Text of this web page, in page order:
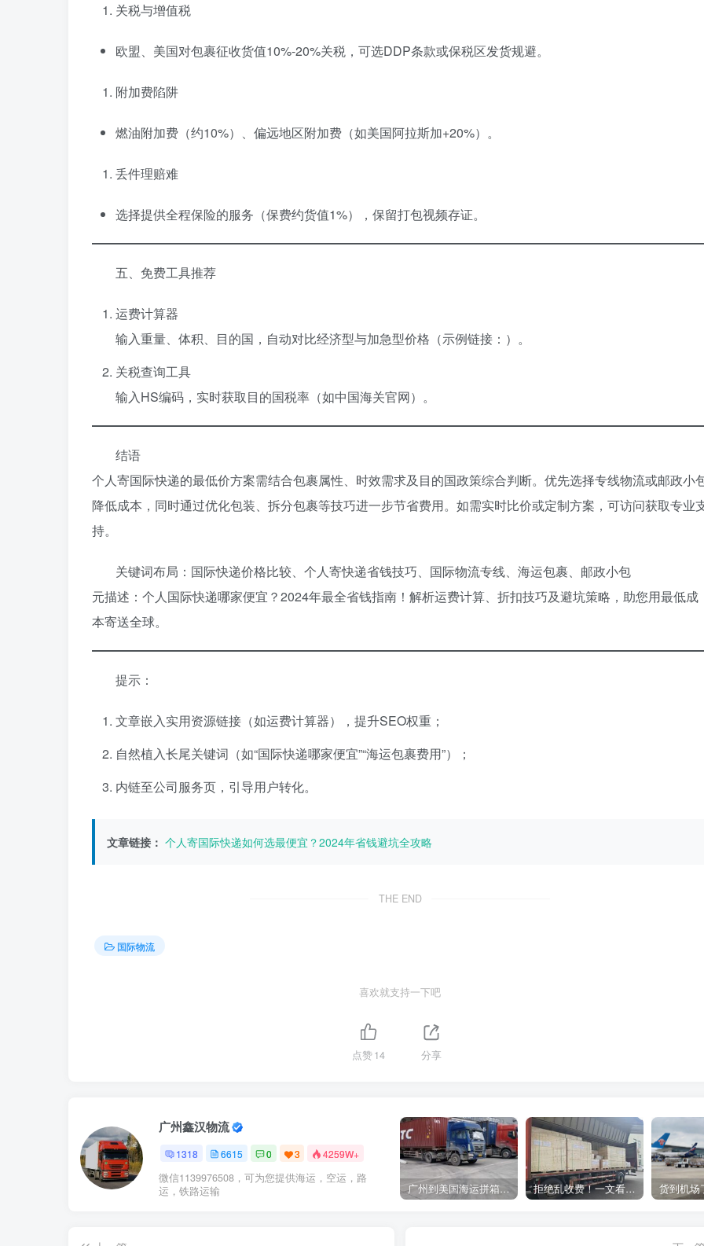
关税与增值税
欧盟、美国对包裹征收货值10%-20%关税，可选DDP条款或保税区发货规避。
附加费陷阱
燃油附加费（约10%）、偏远地区附加费（如美国阿拉斯加+20%）。
丢件理赔难
选择提供全程保险的服务（保费约货值1%），保留打包视频存证。
五、免费工具推荐
运费计算器
输入重量、体积、目的国，自动对比经济型与加急型价格（示例链接：）。
关税查询工具
输入HS编码，实时获取目的国税率（如中国海关官网）。
结语
个人寄国际快递的最低价方案需结合包裹属性、时效需求及目的国政策综合判断。优先选择专线物流或邮政小
降低成本，同时通过优化包装、拆分包裹等技巧进一步节省费用。如需实时比价或定制方案，可访问获取专业
持。
关键词布局：国际快递价格比较、个人寄快递省钱技巧、国际物流专线、海运包裹、邮政小包
元描述：个人国际快递哪家便宜？2024年最全省钱指南！解析运费计算、折扣技巧及避坑策略，助您用最低成
本寄送全球。
提示：
文章嵌入实用资源链接（如运费计算器），提升SEO权重；
自然植入长尾关键词（如“国际快递哪家便宜”“海运包裹费用”）；
内链至公司服务页，引导用户转化。
文章链接： 个人寄国际快递如何选最便宜？2024年省钱避坑全攻略
THE END
国际物流
喜欢就支持一下吧
点赞14 分享
广州鑫汉物流
1318 6615 0 3 4259W+
微信1139976508，可为您提供海运，空运，路
运，铁路运输
广州到美国海运拼箱多少钱？2024年最新运费构成+隐藏费用避坑指南 拒绝乱收费！一文看懂中国货代计费套路，教你避开所有隐形坑